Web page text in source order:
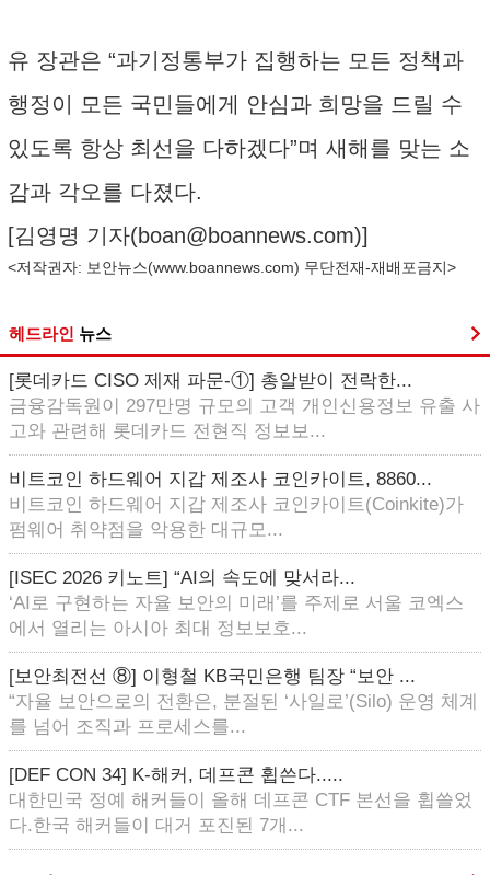
유 장관은 “과기정통부가 집행하는 모든 정책과
행정이 모든 국민들에게 안심과 희망을 드릴 수
있도록 항상 최선을 다하겠다”며 새해를 맞는 소
감과 각오를 다졌다.
[김영명 기자(boan@boannews.com)]
<저작권자: 보안뉴스(www.boannews.com) 무단전재-재배포금지>
헤드라인 뉴스
[롯데카드 CISO 제재 파문-①] 총알받이 전락한...
금융감독원이 297만명 규모의 고객 개인신용정보 유출 사
고와 관련해 롯데카드 전현직 정보보...
비트코인 하드웨어 지갑 제조사 코인카이트, 8860...
비트코인 하드웨어 지갑 제조사 코인카이트(Coinkite)가
펌웨어 취약점을 악용한 대규모...
[ISEC 2026 키노트] “AI의 속도에 맞서라...
‘AI로 구현하는 자율 보안의 미래’를 주제로 서울 코엑스
에서 열리는 아시아 최대 정보보호...
[보안최전선 ⑧] 이형철 KB국민은행 팀장 “보안 ...
“자율 보안으로의 전환은, 분절된 ‘사일로’(Silo) 운영 체계
를 넘어 조직과 프로세스를...
[DEF CON 34] K-해커, 데프콘 휩쓴다.....
대한민국 정예 해커들이 올해 데프콘 CTF 본선을 휩쓸었
다.한국 해커들이 대거 포진된 7개...